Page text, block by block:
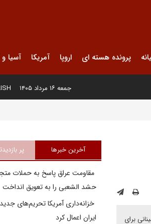
پرونده هسته ای اروپا آمریکا آسیا و
جمعه ۱۶ مرداد ۱۴۰۵
برای
آخرین خبرها پر
مقاومت عراق پاسخ به حملات
حشد الشعبی را به تعویق انداخت
خزانه‌داری آمریکا تحریم‌های
ایران اعمال کرد